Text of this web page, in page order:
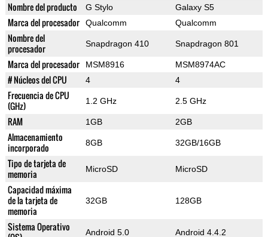
Nombre del producto G Stylo Galaxy S5
Marca del procesador Qualcomm Qualcomm
Nombre del
procesador
Snapdragon 410 Snapdragon 801
Marca del procesador MSM8916 MSM8974AC
# Núcleos del CPU 4 4
Frecuencia de CPU
(GHz)
1.2 GHz 2.5 GHz
RAM 1GB 2GB
Almacenamiento
incorporado
8GB 32GB/16GB
Tipo de tarjeta de
memoria
MicroSD MicroSD
Capacidad máxima
de la tarjeta de
memoria
32GB 128GB
Sistema Operativo
Android 5.0 Android 4.4.2